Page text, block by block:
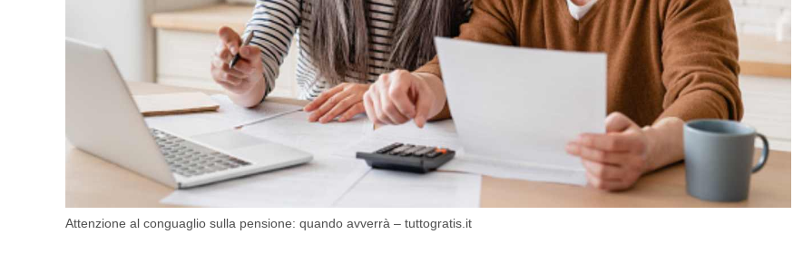
Attenzione al conguaglio sulla pensione: quando avverrà – tuttogratis.it